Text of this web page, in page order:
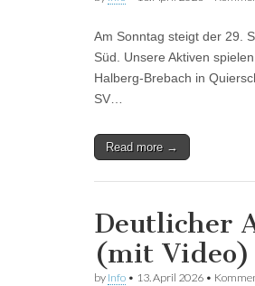
Am Sonntag steigt der 29.
Süd. Unsere Aktiven
Halberg-Brebach in
SV…
Read more →
Deutlicher
(mit Video)
by Info • 13. April 2026 •